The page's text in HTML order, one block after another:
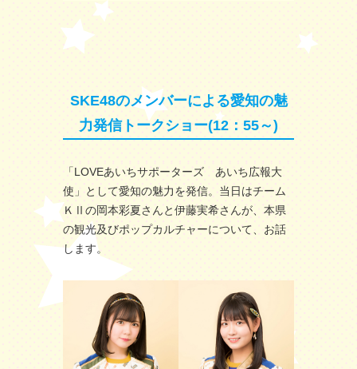
SKE48のメンバーによる愛知の魅
力発信トークショー(12：55～)
「LOVEあいちサポーターズ あいち広報大
使」として愛知の魅力を発信。当日はチーム
ＫⅡの岡本彩夏さんと伊藤実希さんが、本県
の観光及びポップカルチャーについて、お話
します。